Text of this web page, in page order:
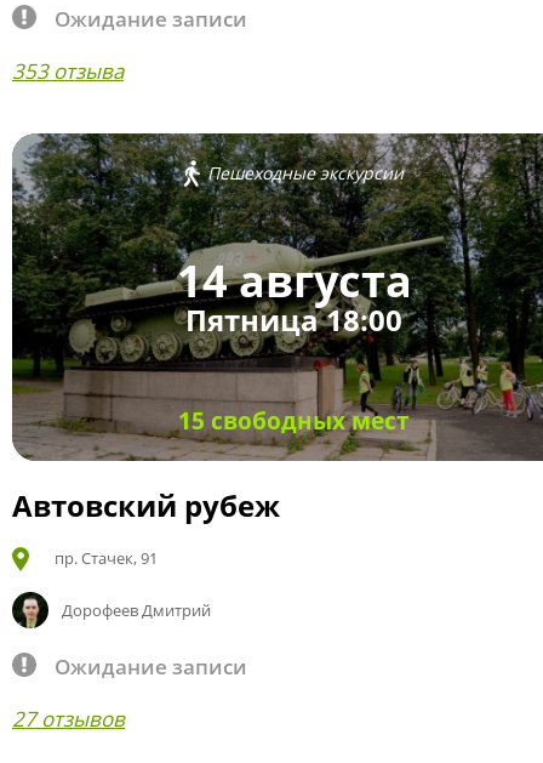
Ожидание записи
353 отзыва
Пешеходные экскурсии
14 августа
Пятница 18:00
15 свободных мест
Автовский рубеж
пр. Стачек, 91
Дорофеев Дмитрий
Ожидание записи
27 отзывов